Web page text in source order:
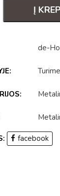
Į
de-
Turime
facebook